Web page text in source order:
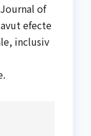
of
efecte
inclusiv